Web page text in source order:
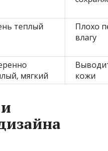
теплый
Плохо
влагу
мягкий
кожи